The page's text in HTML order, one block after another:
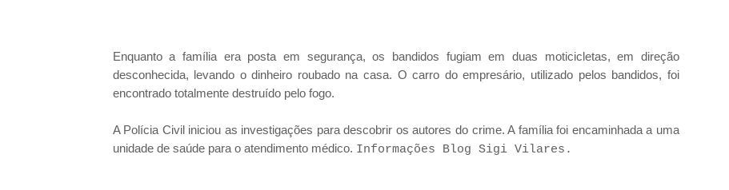
Enquanto a família era posta em segurança, os bandidos fugiam em duas moticicletas, em direção
desconhecida, levando o dinheiro roubado na casa. O carro do empresário, utilizado pelos bandidos, foi
encontrado totalmente destruído pelo fogo.
A Polícia Civil iniciou as investigações para descobrir os autores do crime. A família foi encaminhada a uma
unidade de saúde para o atendimento médico. Informações Blog Sigi Vilares.